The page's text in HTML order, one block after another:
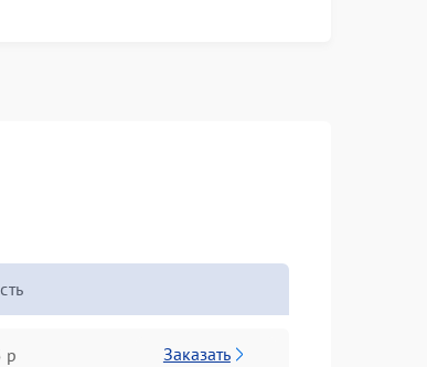
р Заказать